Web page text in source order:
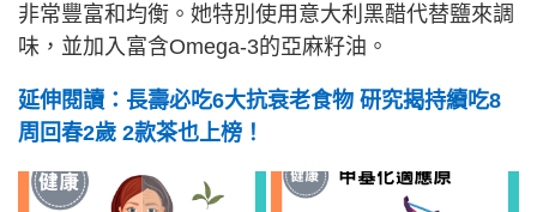
非常豐富和均衡。她特別使用意大利黑醋代替鹽來調
味，並加入富含Omega-3的亞麻籽油。
延伸閱讀：長壽必吃6大抗衰老食物 研究揭持續吃8
周回春2歲 2款茶也上榜！